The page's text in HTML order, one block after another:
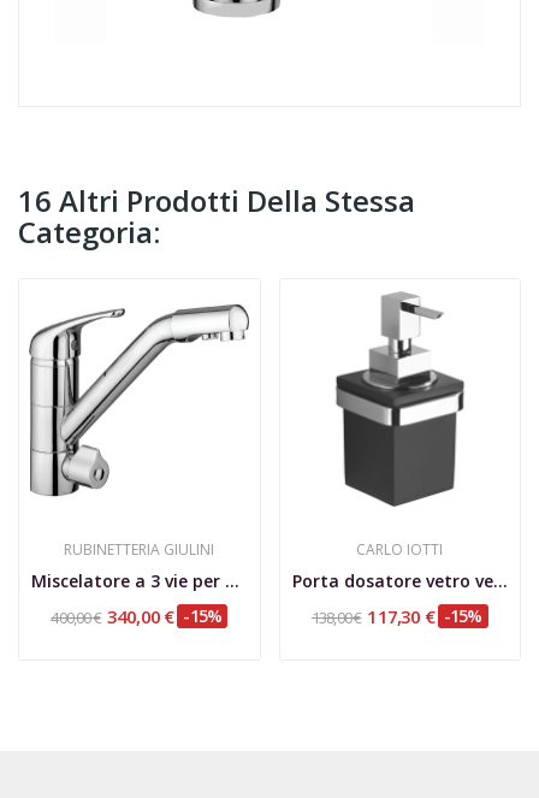
16 Altri Prodotti Della Stessa
Categoria:
RUBINETTERIA GIULINI
Miscelatore a 3 vie per acque depurate
400,00 € 340,00 € -15%
CARLO IOTTI
Porta dosatore vetro vetrex Jolly con supporto...
138,00 € 117,30 € -15%